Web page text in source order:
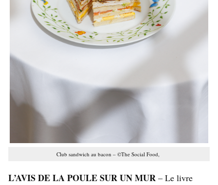
Club sandwich au bacon – ©The Social Food,
L’AVIS DE LA POULE SUR UN MUR – Le livre